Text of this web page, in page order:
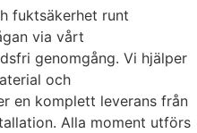
fuktsäkerhet runt
via vårt
genomgång. Vi hjälper
och
en komplett leverans från
Alla moment utförs